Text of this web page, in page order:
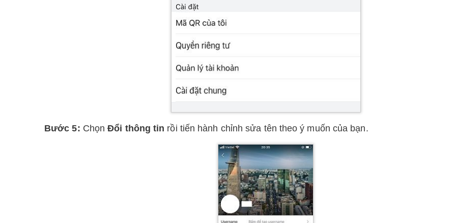
Bước 5: ChọnĐổi thông tin rồi tiến hành chỉnh sửa tên theo ý muốn của bạn.